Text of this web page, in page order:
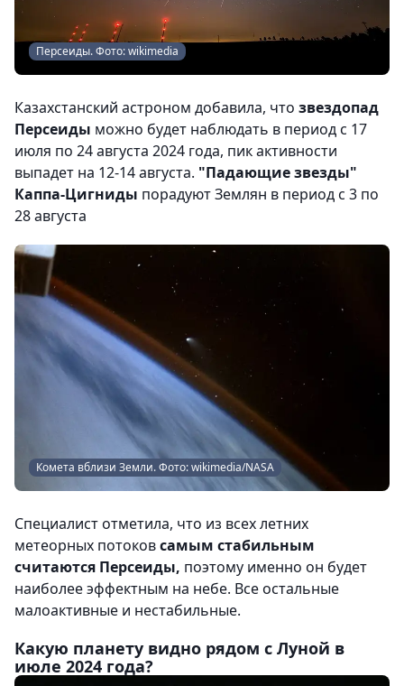
Персеиды. Фото: wikimedia
Казахстанский астроном добавила, что звездопад
Персеиды можно будет наблюдать в период с 17
июля по 24 августа 2024 года, пик активности
выпадет на 12-14 августа. "Падающие звезды"
Каппа-Цигниды порадуют Землян в период с 3 по
28 августа
Комета вблизи Земли. Фото: wikimedia/NASA
Специалист отметила, что из всех летних
метеорных потоковсамым стабильным
считаются Персеиды, поэтому именно он будет
наиболее эффектным на небе. Все остальные
малоактивные и нестабильные.
Какую планету видно рядом с Луной в
июле 2024 года?